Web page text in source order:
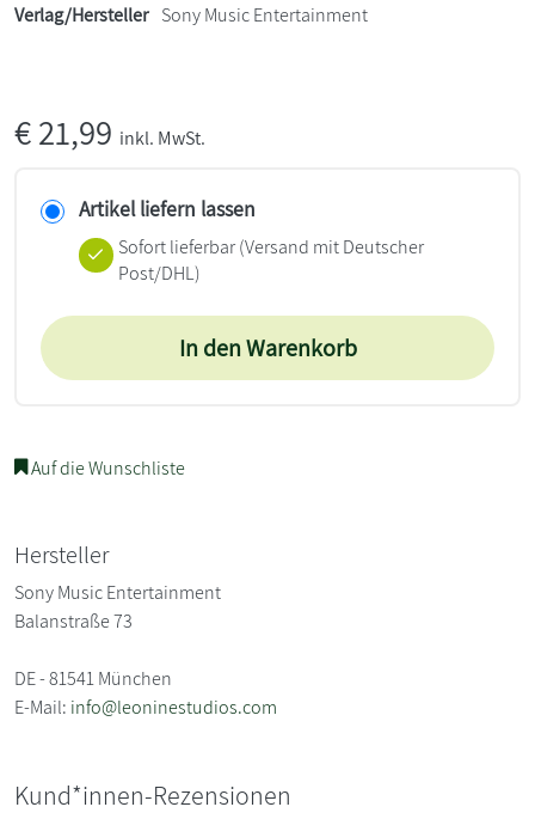
Verlag/Hersteller Sony Music Entertainment
€21,99 inkl. MwSt.
Artikel liefern lassen
Sofort lieferbar(Versand mit Deutscher
Post/DHL)
In den Warenkorb
Auf die Wunschliste
Hersteller
Sony Music Entertainment
Balanstraße 73
DE - 81541 München
E-Mail: info@leoninestudios.com
Kund*innen-Rezensionen